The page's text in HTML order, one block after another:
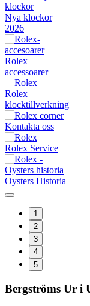
Nya klockor
2026
Rolex
accessoarer
Rolex
klocktillverkning
Kontakta oss
Rolex Service
Oysters Historia
1
2
3
4
5
Bergströms Ur i